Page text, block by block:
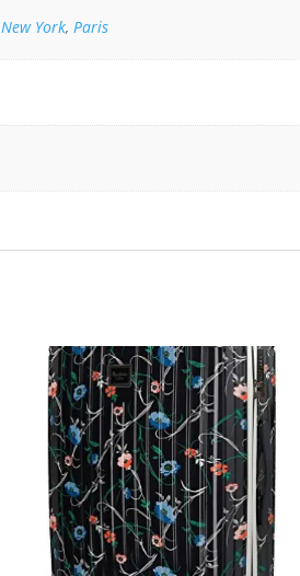
New York, Paris